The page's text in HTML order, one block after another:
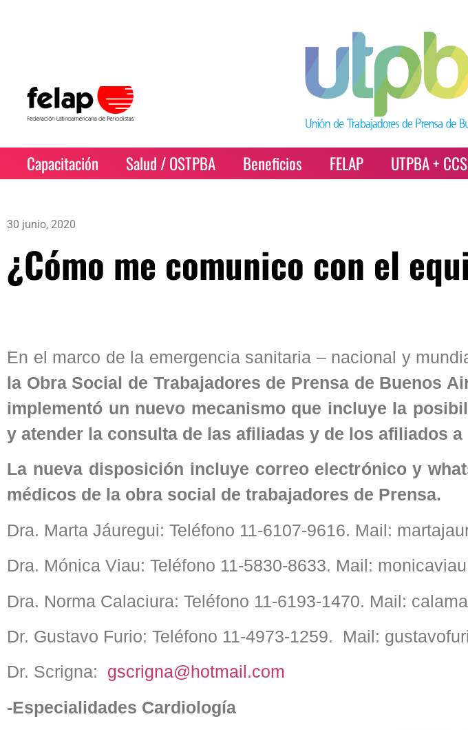
Capacitación Salud / OSTPBA Beneficios FELAP UTPBA + CCS
30 junio, 2020
¿Cómo me comunico con el
En el marco de la emergencia sanitaria – nacional y
la Obra Social de Trabajadores de Prensa de Buenos
implementó un nuevo mecanismo que incluye la
y atender la consulta de las afiliadas y de los afiliados a
La nueva disposición incluye correo electrónico y
médicos de la obra social de trabajadores de Prensa.
Dra. Marta Jáuregui: Teléfono 11-6107-9616. Mail:
Dra. Mónica Viau: Teléfono 11-5830-8633. Mail:
Dra. Norma Calaciura: Teléfono 11-6193-1470. Mail:
Dr. Gustavo Furio: Teléfono 11-4973-1259. Mail:
Dr. Scrigna: gscrigna@hotmail.com
-Especialidades Cardiología